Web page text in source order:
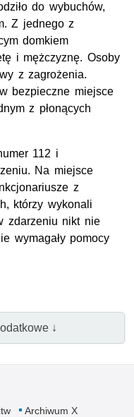
do wybuchów,
Z jednego z
domkiem
i mężczyznę. Osoby
z zagrożenia.
bezpieczne miejsce
z płonących
112 i
Na miejsce
z
którzy wykonali
zdarzeniu nikt nie
wymagały pomocy
↓
Archiwum X